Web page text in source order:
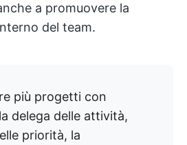
a promuovere la
del team.
più progetti con
delega delle attività,
priorità, la